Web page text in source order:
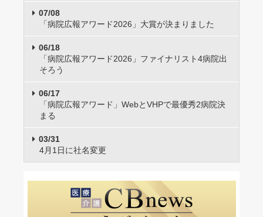
07/08
「病院広報アワード2026」大賞が決まりました
06/18
「病院広報アワード2026」ファイナリスト4病院出
そろう
06/17
「病院広報アワード」WebとVHPで最優秀2病院決
まる
03/31
4月1日に社名変更